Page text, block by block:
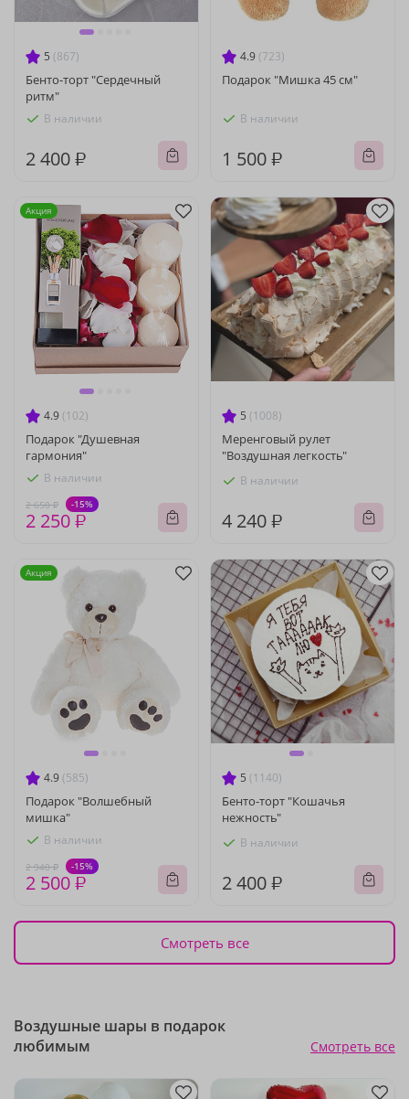
5 (867)
Бенто-торт "Сердечный
ритм"
В наличии
2 400 ₽
4.9 (723)
Подарок "Мишка 45 см"
В наличии
1 500 ₽
4.9 (102)
Подарок "Душевная
гармония"
В наличии
2 650 ₽ -15%
2 250 ₽
Акция
5 (1008)
Меренговый рулет
"Воздушная легкость"
В наличии
4 240 ₽
4.9 (585)
Подарок "Волшебный
мишка"
В наличии
2 940 ₽ -15%
2 500 ₽
Акция
5 (1140)
Бенто-торт "Кошачья
нежность"
В наличии
2 400 ₽
Смотреть все
Воздушные шары в подарок
любимым
Смотреть все